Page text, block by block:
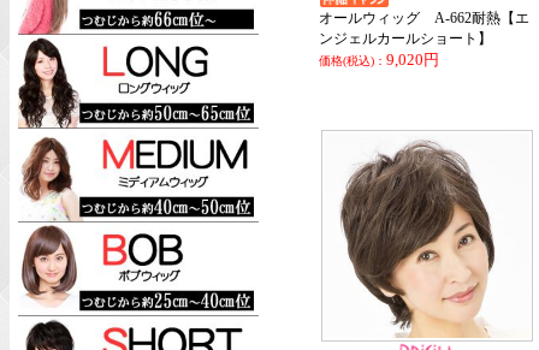
オールウィッグ A-662耐熱【エ
ンジェルカールショート】
価格(税込)： 9,020円